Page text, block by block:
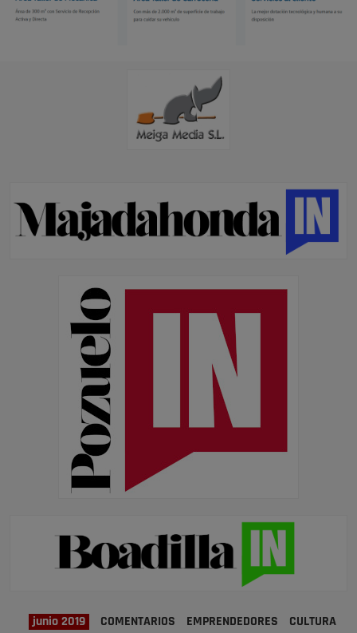
junio 2019 COMENTARIOS EMPRENDEDORES CULTURA